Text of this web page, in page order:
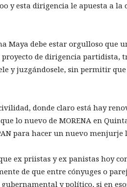
y esta dirigencia le apuesta a
Maya debe estar orgulloso que
proyecto de dirigencia partidista,
y juzgándosele, sin permitir
donde claro está hay
lo nuevo de MORENA en
para hacer un nuevo menjurje
ex priistas y ex panistas hoy
de que entre cónyuges o
y político, si en